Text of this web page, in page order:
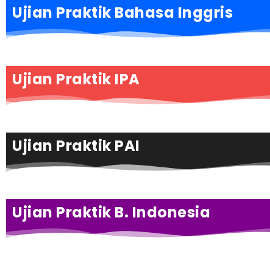
Ujian Praktik Bahasa Inggris
Ujian Praktik IPA
Ujian Praktik PAI
Ujian Praktik B. Indonesia